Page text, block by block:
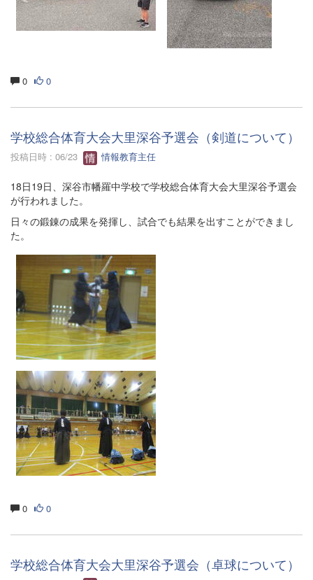
0 0
学校総合体育大会大里深谷予選会（剣道について）
投稿日時 : 06/23 情報教育主任
18日19日、深谷市幡羅中学校で学校総合体育大会大里深谷予選会
が行われました。
日々の鍛錬の成果を発揮し、試合でも結果を出すことができまし
た。
0 0
学校総合体育大会大里深谷予選会（卓球について）